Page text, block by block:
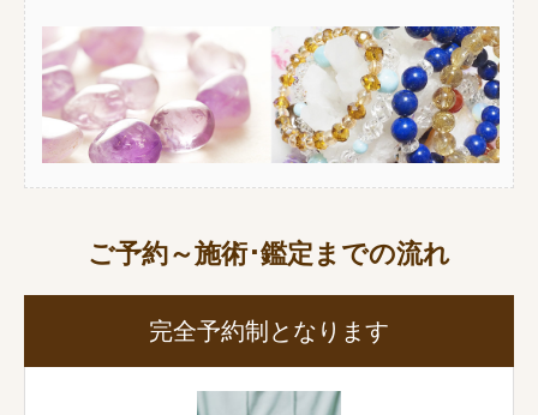
ご予約～施術･鑑定までの流れ
完全予約制となります